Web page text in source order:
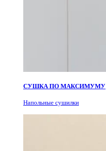
СУШКА ПО МАКСИМУМУ
Напольные сушилки